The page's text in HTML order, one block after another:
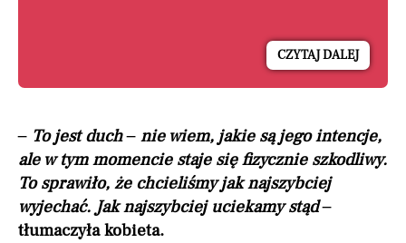
CZYTAJ DALEJ
– To jest duch – nie wiem, jakie są jego intencje,
ale w tym momencie staje się fizycznie szkodliwy.
To sprawiło, że chcieliśmy jak najszybciej
wyjechać. Jak najszybciej uciekamy stąd –
tłumaczyła kobieta.